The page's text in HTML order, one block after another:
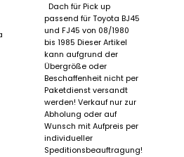
Dach für Pick up
passend für Toyota BJ45
und FJ45 von 08/1980
bis 1985 Dieser Artikel
kann aufgrund der
Übergröße oder
Beschaffenheit nicht per
Paketdienst versandt
werden! Verkauf nur zur
Abholung oder auf
Wunsch mit Aufpreis per
individueller
Speditionsbeauftragung!